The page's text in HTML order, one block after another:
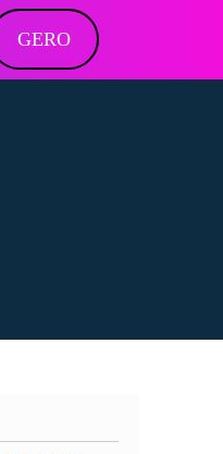
GERO